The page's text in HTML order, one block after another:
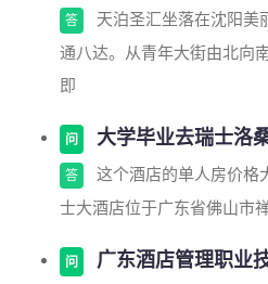
答
天泊圣汇坐落在沈阳美
通八达。从青年大街由北向
即
问 大学毕业去瑞士洛
答
这个酒店的单人房价格
士大酒店位于广东省佛山市
问 广东酒店管理职业